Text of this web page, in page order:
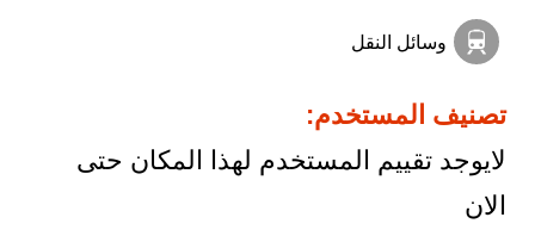
وسائل النقل
تصنيف المستخدم:
لايوجد تقييم المستخدم لهذا المكان حتى
الان